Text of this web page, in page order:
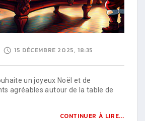
15 DÉCEMBRE 2025, 18:35
un joyeux Noël et de
agréables autour de la table de
CONTINUER À LIRE...